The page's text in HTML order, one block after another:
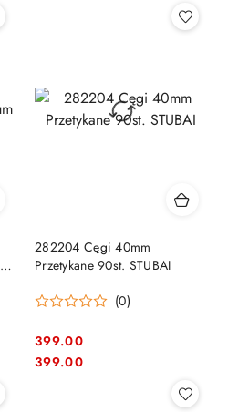
282204 Cęgi 40mm
Przetykane 90st. STUBAI
(0)
Cena:
399.00
Cena:
399.00